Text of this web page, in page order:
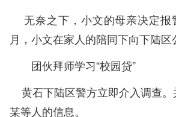
无奈之下，小文的母亲决定报
月，小文在家人的陪同下向下陆区
团伙拜师学习“校园贷”
黄石下陆区警方立即介入调查
某等人的信息。